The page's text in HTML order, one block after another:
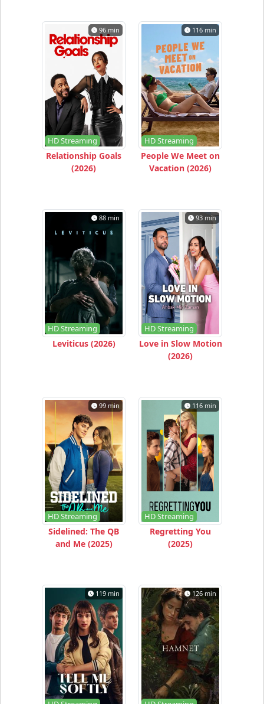
96 min
HD Streaming
Relationship Goals
(2026)
116 min
HD Streaming
People We Meet on
Vacation (2026)
88 min
HD Streaming
Leviticus (2026)
93 min
HD Streaming
Love in Slow Motion
(2026)
99 min
HD Streaming
Sidelined: The QB
and Me (2025)
116 min
HD Streaming
Regretting You
(2025)
119 min 126 min